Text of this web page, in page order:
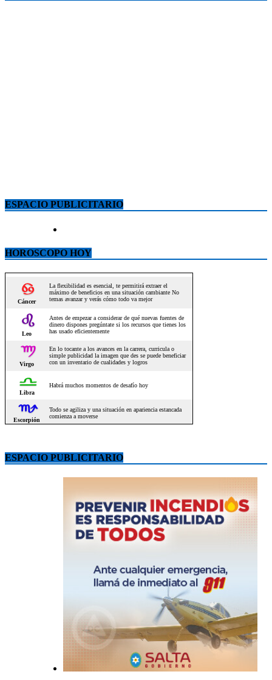
ESPACIO PUBLICITARIO
HOROSCOPO HOY
ESPACIO PUBLICITARIO